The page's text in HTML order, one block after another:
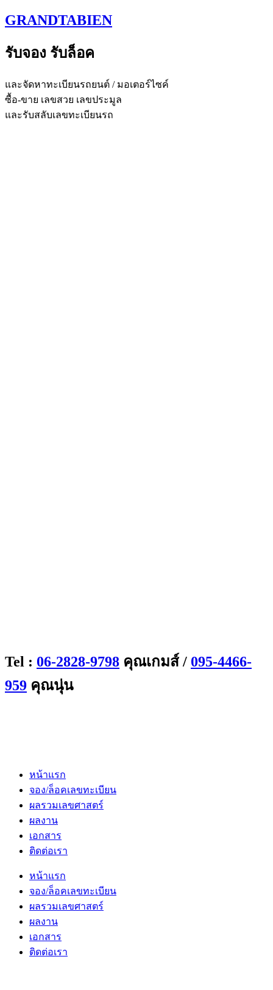
Skip
to
GRANDTABIEN
รับจอง รับล็อค
และจัดหาทะเบียนรถยนต์ / มอเตอร์ไซค์
ซื้อ-ขาย เลขสวย เลขประมูล
และรับสลับเลขทะเบียนรถ
Tel : 06-2828-9798 คุณเกมส์ / 095-4466-
959 คุณนุ่น
หน้าแรก
จอง/ล็อคเลขทะเบียน
ผลรวมเลขศาสตร์
ผลงาน
เอกสาร
ติดต่อเรา
หน้าแรก
จอง/ล็อคเลขทะเบียน
ผลรวมเลขศาสตร์
ผลงาน
เอกสาร
ติดต่อเรา